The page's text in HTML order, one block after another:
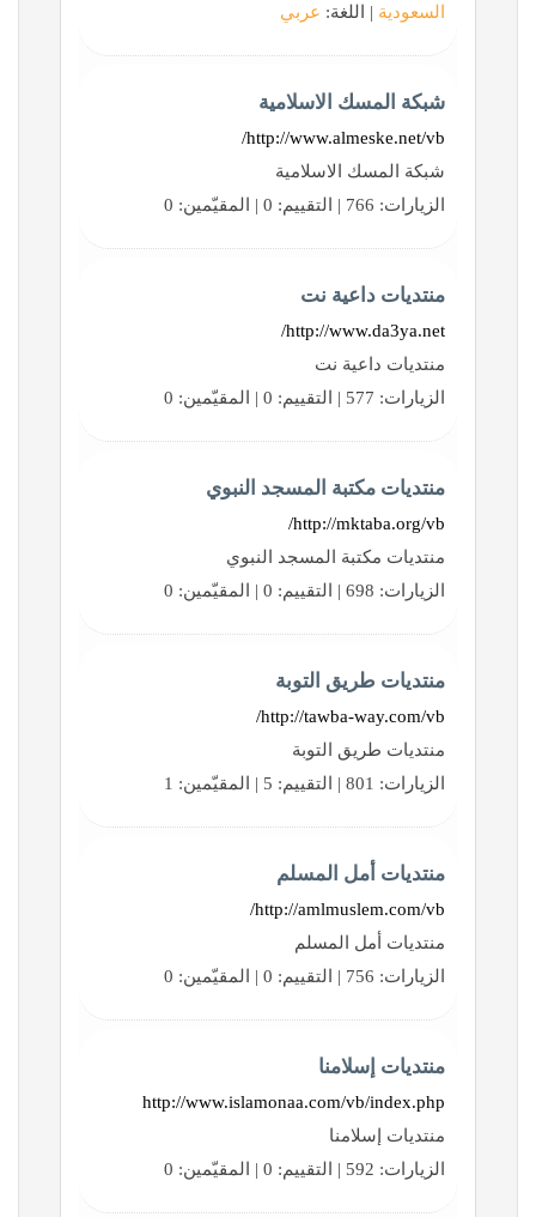
السعودية | اللغة: عربي
شبكة المسك الاسلامية
http://www.almeske.net/vb/
شبكة المسك الاسلامية
الزيارات: 766 | التقييم: 0 | المقيّمين: 0
منتديات داعية نت
http://www.da3ya.net/
منتديات داعية نت
الزيارات: 577 | التقييم: 0 | المقيّمين: 0
منتديات مكتبة المسجد النبوي
http://mktaba.org/vb/
منتديات مكتبة المسجد النبوي
الزيارات: 698 | التقييم: 0 | المقيّمين: 0
منتديات طريق التوبة
http://tawba-way.com/vb/
منتديات طريق التوبة
الزيارات: 801 | التقييم: 5 | المقيّمين: 1
منتديات أمل المسلم
http://amlmuslem.com/vb/
منتديات أمل المسلم
الزيارات: 756 | التقييم: 0 | المقيّمين: 0
منتديات إسلامنا
http://www.islamonaa.com/vb/index.php
منتديات إسلامنا
الزيارات: 592 | التقييم: 0 | المقيّمين: 0